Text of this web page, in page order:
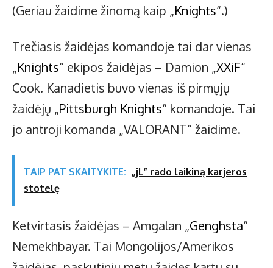
(Geriau žaidime žinomą kaip „Knights“.)
Trečiasis žaidėjas komandoje tai dar vienas
„Knights“ ekipos žaidėjas – Damion „XXiF“
Cook. Kanadietis buvo vienas iš pirmųjų
žaidėjų „Pittsburgh Knights“ komandoje. Tai
jo antroji komanda „VALORANT“ žaidime.
TAIP PAT SKAITYKITE: „jL” rado laikiną karjeros
stotelę
Ketvirtasis žaidėjas – Amgalan „Genghsta“
Nemekhbayar. Tai Mongolijos/Amerikos